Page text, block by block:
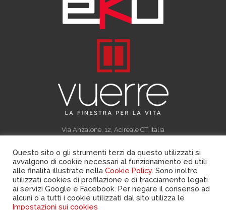
Via Anzalone, 12, Acireale CT, Italia
Privacy policy
Cookie policy Area riservata
Questo sito o gli strumenti terzi da questo utilizzati si
avvalgono di cookie necessari al funzionamento ed utili
alle finalità illustrate nella Cookie Policy. Sono inoltre
utilizzati cookies di profilazione e di tracciamento legati
ai servizi Google e Facebook. Per negare il consenso ad
alcuni o a tutti i cookie utilizzati dal sito utilizza le
Impostazioni sui cookies